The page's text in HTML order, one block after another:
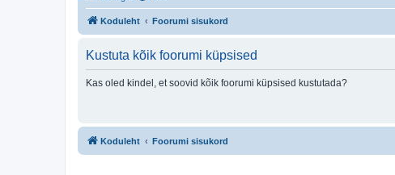
Koduleht Foorumi sisukord
Kustuta kõik foorumi küpsised
Kas oled kindel, et soovid kõik foorumi küpsised kustutada?
Koduleht Foorumi sisukord